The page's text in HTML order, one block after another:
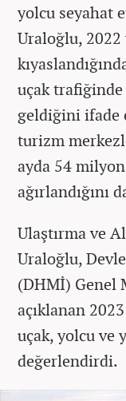
yolcu seyahat
Uraloğlu, 2022
uçak trafiğinde
geldiğini ifade
turizm
ayda 54
ağırlandığını
Ulaştırma ve
Uraloğlu,
(DHMİ) Genel
açıklanan
uçak, yolcu
değerlendirdi.